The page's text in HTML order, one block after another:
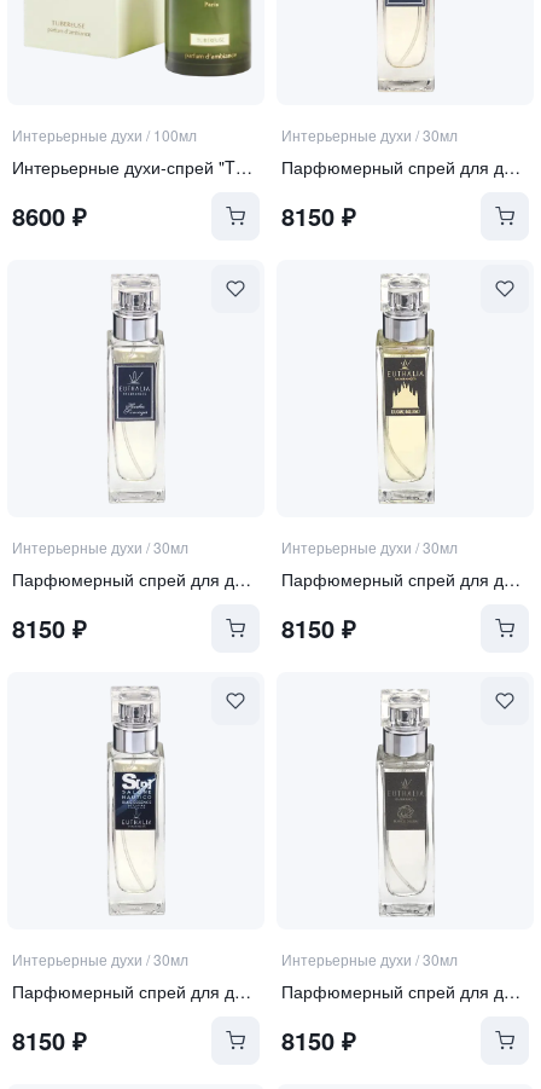
Интерьерные духи / 100мл
Интерьерные духи-спрей "TUBEREUSE"
8600 ₽
Интерьерные духи /30мл
Парфюмерный спрей для дома "Zanzibar"
8150₽
Интерьерные духи /30мл
Парфюмерный спрей для дома "Herbes Sauvages"
8150 ₽
Интерьерные духи /30мл
Парфюмерный спрей для дома "Duomo Milano"
8150₽
Интерьерные духи /30мл
Парфюмерный спрей для дома "Blue Essence"
8150 ₽
Интерьерные духи /30мл
Парфюмерный спрей для дома "Bianco D'alba"
8150₽